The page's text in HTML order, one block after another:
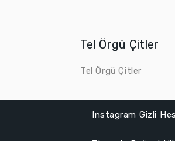
Tel Örgü Çitler
Tel Örgü Çitler
Instagram Gizli